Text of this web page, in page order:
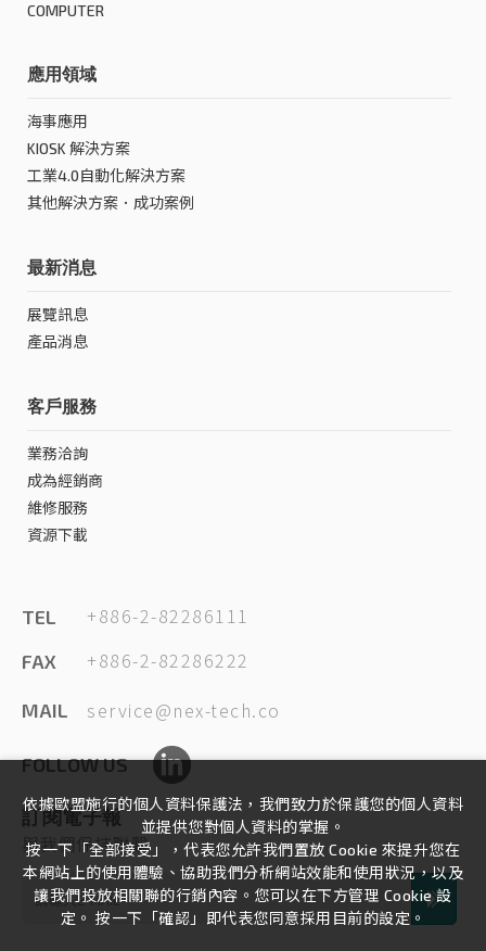
COMPUTER
應用領域
海事應用
KIOSK 解決方案
工業4.0自動化解決方案
其他解決方案．成功案例
最新消息
展覽訊息
產品消息
客戶服務
業務洽詢
成為經銷商
維修服務
資源下載
TEL +886-2-82286111
FAX +886-2-82286222
MAIL service@nex-tech.co
FOLLOW US
訂閱電子報
與我們保持聯繫
依據歐盟施行的個人資料保護法，我們致力於保護您的個人資料
並提供您對個人資料的掌握。
按一下「全部接受」，代表您允許我們置放 Cookie 來提升您在
本網站上的使用體驗、協助我們分析網站效能和使用狀況，以及
讓我們投放相關聯的行銷內容。您可以在下方管理 Cookie 設
定。 按一下「確認」即代表您同意採用目前的設定。